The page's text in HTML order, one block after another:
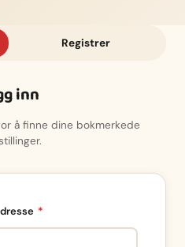
Registrer
inn
å finne dine bokmerkede
*